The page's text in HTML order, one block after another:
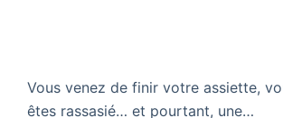
Vous venez de finir votre assiette,
êtes rassasié… et pourtant, une…